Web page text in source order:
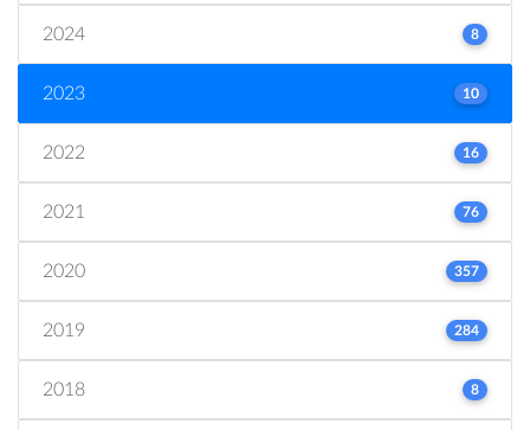
2024 8
2023 10
2022 16
2021 76
2020 357
2019 284
2018 8